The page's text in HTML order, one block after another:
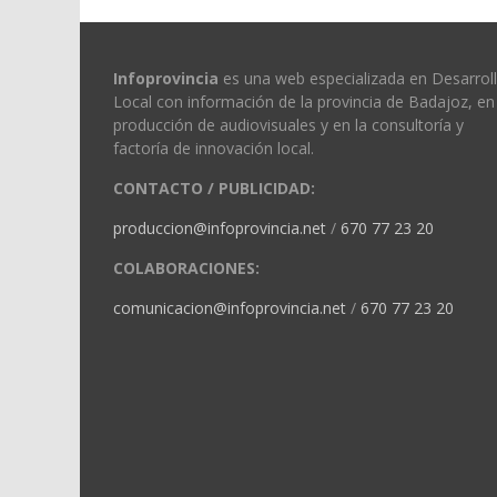
Infoprovincia es una web especializada en
Local con información de la provincia de Badajoz, en
producción de audiovisuales y en la consultoría y
factoría de innovación local.
CONTACTO / PUBLICIDAD:
produccion@infoprovincia.net / 670 77 23 20
COLABORACIONES:
comunicacion@infoprovincia.net / 670 77 23 20